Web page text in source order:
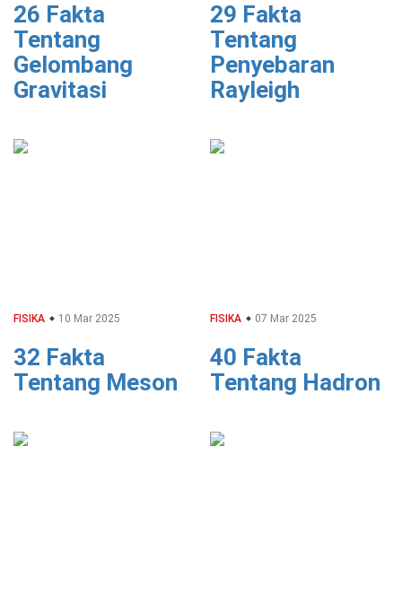
26 Fakta
Tentang
Gelombang
Gravitasi
29 Fakta
Tentang
Penyebaran
Rayleigh
FISIKA 10 Mar 2025
32 Fakta
Tentang Meson
FISIKA 07 Mar 2025
40 Fakta
Tentang Hadron